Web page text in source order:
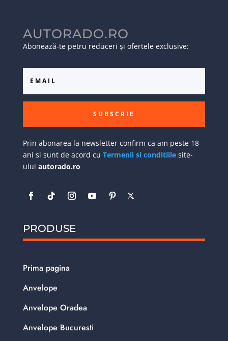
AUTORADO.RO
Abonează-te petru reduceri și ofertele exclusive:
SUBSCRIE
Prin abonarea la newsletter confirm ca am peste 18
ani si sunt de acord cu Termenii si conditiilesite-
ului autorado.ro
PRODUSE
Prima pagina
Anvelope
Anvelope Oradea
Anvelope Bucuresti